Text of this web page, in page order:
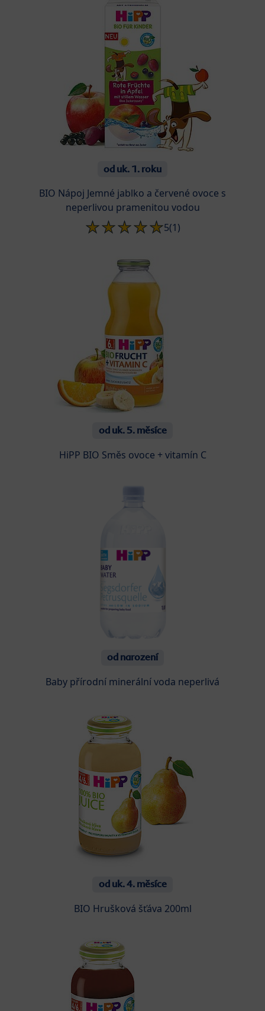
od uk. 1. roku
BIO Nápoj Jemné jablko a červené ovoce s
neperlivou pramenitou vodou
5(1)
od uk. 5. měsíce
HiPP BIO Směs ovoce + vitamín C
od narození
Baby přírodní minerální voda neperlivá
od uk. 4. měsíce
BIO Hrušková šťáva 200ml